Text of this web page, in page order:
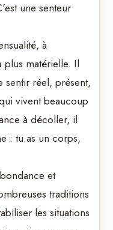
une senteur
à
plus matérielle. Il
sentir réel, présent,
vivent beaucoup
à décoller, il
: tu as un corps,
et
traditions
les situations